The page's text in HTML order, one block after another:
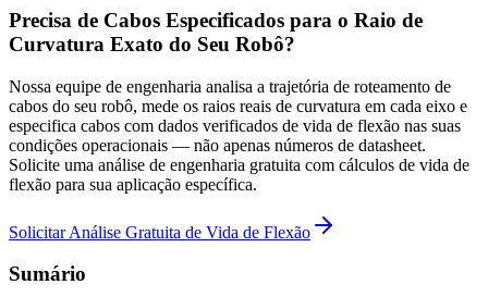
Precisa de Cabos Especificados para o Raio de
Curvatura Exato do Seu Robô?
Nossa equipe de engenharia analisa a trajetória de roteamento de
cabos do seu robô, mede os raios reais de curvatura em cada eixo e
especifica cabos com dados verificados de vida de flexão nas suas
condições operacionais — não apenas números de datasheet.
Solicite uma análise de engenharia gratuita com cálculos de vida de
flexão para sua aplicação específica.
Solicitar Análise Gratuita de Vida de Flexão
Sumário